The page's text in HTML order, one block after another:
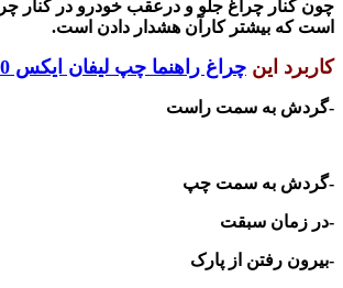
چون کنار چراغ جلو و درعقب خودرو در کنار
است که بیشتر کارآن هشدار دادن است.
کاربرد این چراغ راهنما چپ لیفان ایکس 60
-گردش به سمت راست
-گردش به سمت چپ
-در زمان سبقت
-بیرون رفتن از پارک